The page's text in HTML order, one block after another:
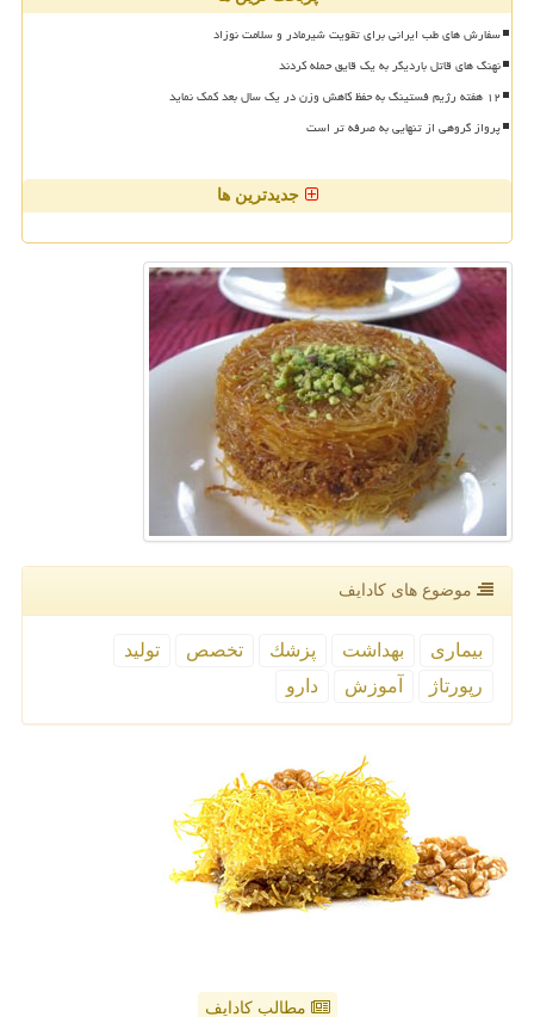
سفارش های طب ایرانی برای تقویت شیرمادر و سلامت نوزاد
نهنگ های قاتل باردیگر به یک قایق حمله کردند
۱۲ هفته رژیم فستینگ به حفظ کاهش وزن در یک سال بعد کمک نماید
پرواز گروهی از تنهایی به صرفه تر است
جدیدترین ها
موضوع های كادایف
بیماری بهداشت پزشك تخصص
تولید
رپورتاژ
آموزش دارو
مطالب کادایف